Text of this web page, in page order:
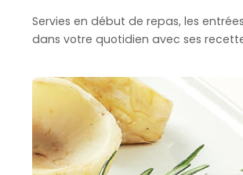
Servies en début de repas, les
dans votre quotidien avec ses